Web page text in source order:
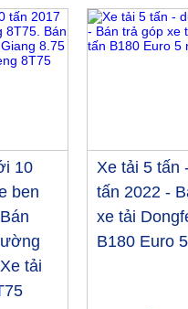
10
ben
tải
Xe tải 5 tấn
tấn 2022 -
xe tải
B180 Euro